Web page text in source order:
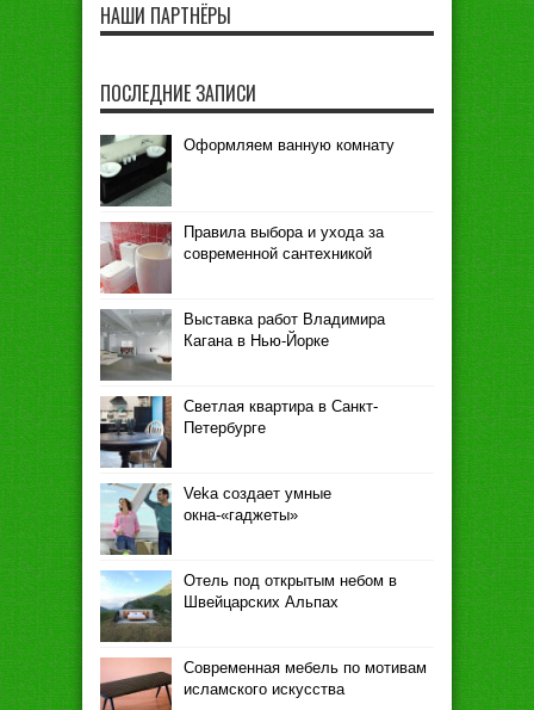
НАШИ ПАРТНЁРЫ
ПОСЛЕДНИЕ ЗАПИСИ
Оформляем ванную комнату
Правила выбора и ухода за
современной сантехникой
Выставка работ Владимира
Кагана в Нью-Йорке
Светлая квартира в Санкт-
Петербурге
Veka создает умные
окна-«гаджеты»
Отель под открытым небом в
Швейцарских Альпах
Современная мебель по мотивам
исламского искусства